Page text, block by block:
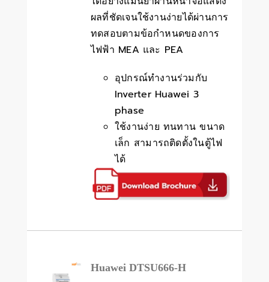
ผลที่ชัดเจนใช้งานง่ายได้ผ่านการ
ทดสอบตามข้อกำหนดของการ
ไฟฟ้า MEA และ PEA
อุปกรณ์ทำงานร่วมกับ
Inverter Huawei 3
phase
ใช้งานง่าย ทนทาน ขนาด
เล็ก สามารถติดตั้งในตู้ไฟ
ได้
Huawei DTSU666-H